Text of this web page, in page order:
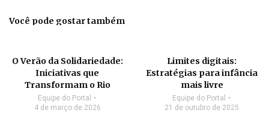
Você pode gostar também
O Verão da Solidariedade:
Iniciativas que
Transformam o Rio
Equipe do Portal
4 de março de 2026
Limites digitais:
Estratégias para infância
mais livre
Equipe do Portal
21 de outubro de 2025